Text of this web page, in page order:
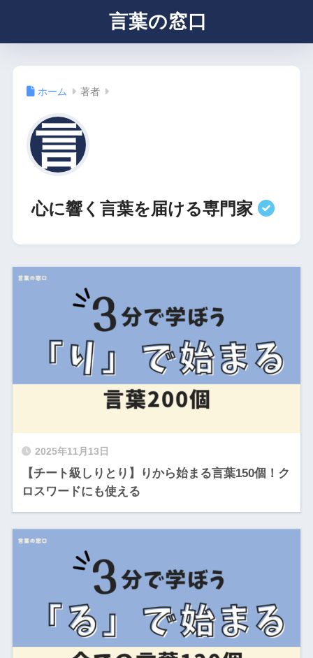
言葉の窓口
ホーム 著者
心に響く言葉を届ける専門家
2025年11月13日
【チート級しりとり】りから始まる言葉150個！ク
ロスワードにも使える